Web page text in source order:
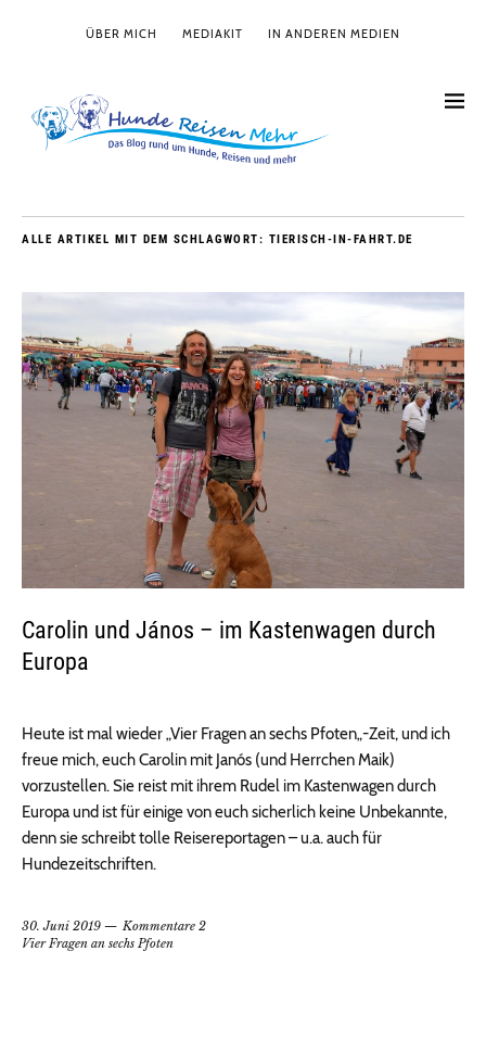
ÜBER MICH MEDIAKIT IN ANDEREN MEDIEN
ALLE ARTIKEL MIT DEM SCHLAGWORT: TIERISCH-IN-FAHRT.DE
Carolin und János – im Kastenwagen durch
Europa
Heute ist mal wieder „Vier Fragen an sechs Pfoten„-Zeit, und ich
freue mich, euch Carolin mit Janós (und Herrchen Maik)
vorzustellen. Sie reist mit ihrem Rudel im Kastenwagen durch
Europa und ist für einige von euch sicherlich keine Unbekannte,
denn sie schreibt tolle Reisereportagen – u.a. auch für
Hundezeitschriften.
30. Juni 2019
Kommentare 2
Vier Fragen an sechs Pfoten